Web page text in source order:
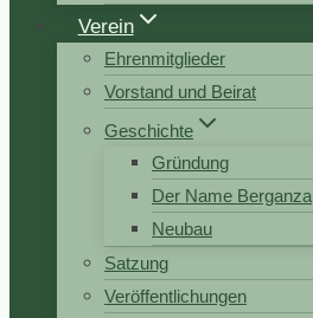
Verein
Ehrenmitglieder
Vorstand und Beirat
Geschichte
Gründung
Der Name Berganza
Neubau
Satzung
Veröffentlichungen